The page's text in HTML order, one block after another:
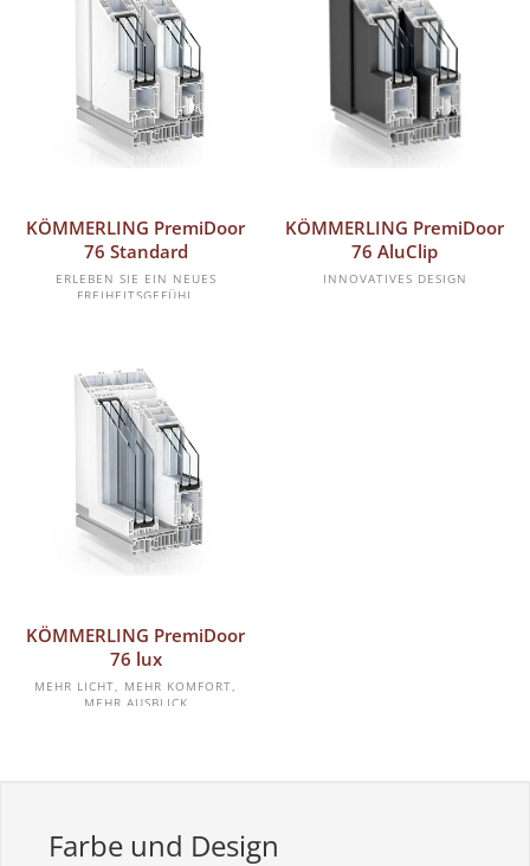
MEHR ERFAHREN
KÖMMERLING PremiDoor
76 Standard
ERLEBEN SIE EIN NEUES
FREIHEITSGEFÜHL
MEHR ERFAHREN
KÖMMERLING PremiDoor
76 AluClip
INNOVATIVES DESIGN
MEHR ERFAHREN
KÖMMERLING PremiDoor
76 lux
MEHR LICHT, MEHR KOMFORT,
MEHR AUSBLICK
Farbe und Design